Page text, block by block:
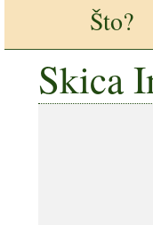
Što?
Skica